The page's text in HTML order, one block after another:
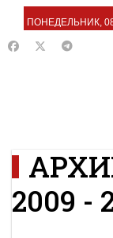
ПОНЕДЕЛЬНИК,
2009 -